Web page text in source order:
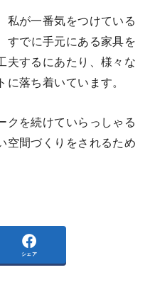
私が一番気をつけている
すでに手元にある家具を
夫するにあたり、様々な
落ち着いています。
クを続けていらっしゃる
空間づくりをされるため
シェア